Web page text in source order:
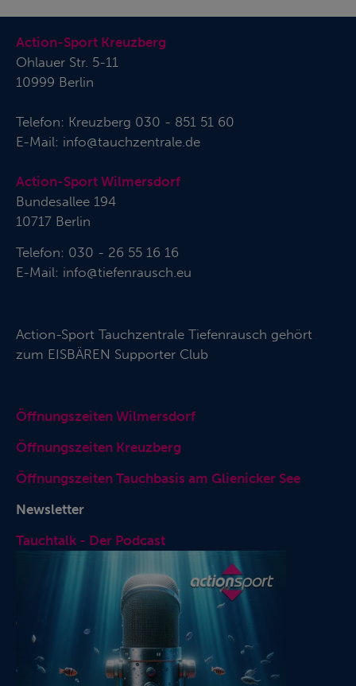
Action-Sport Kreuzberg
Ohlauer Str. 5-11
10999 Berlin
Telefon: Kreuzberg 030 - 851 51 60
E-Mail: info@tauchzentrale.de
Action-Sport Wilmersdorf
Bundesallee 194
10717 Berlin
Telefon: 030 - 26 55 16 16
E-Mail: info@tiefenrausch.eu
Action-Sport Tauchzentrale Tiefenrausch gehört
zum EISBÄREN Supporter Club
Öffnungszeiten Wilmersdorf
Öffnungszeiten Kreuzberg
Öffnungszeiten Tauchbasis am Glienicker See
Newsletter
Tauchtalk - Der Podcast